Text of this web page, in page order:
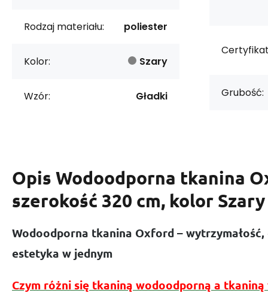
Rodzaj materiału: poliester
Kolor: Szary
Wzór: Gładki Grubość:
Opis Wodoodporna tkanina
szerokość 320 cm, kolor Szary
Wodoodporna tkanina Oxford –
estetyka w jednym
Czym różni się tkaniną wodoodporną a tkaniną